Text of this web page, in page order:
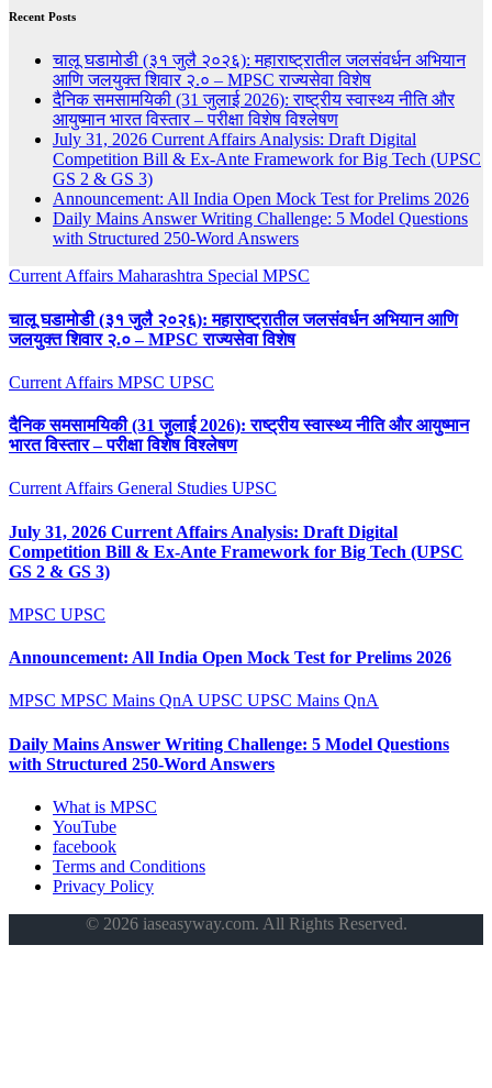
Recent Posts
चालू घडामोडी (३१ जुलै २०२६): महाराष्ट्रातील जलसंवर्धन अभियान
आणि जलयुक्त शिवार २.० – MPSC राज्यसेवा विशेष
दैनिक समसामयिकी (31 जुलाई 2026): राष्ट्रीय स्वास्थ्य नीति और
आयुष्मान भारत विस्तार – परीक्षा विशेष विश्लेषण
July 31, 2026 Current Affairs Analysis: Draft Digital
Competition Bill & Ex-Ante Framework for Big Tech (UPSC
GS 2 & GS 3)
Announcement: All India Open Mock Test for Prelims 2026
Daily Mains Answer Writing Challenge: 5 Model Questions
with Structured 250-Word Answers
Current Affairs Maharashtra Special MPSC
चालू घडामोडी (३१ जुलै २०२६): महाराष्ट्रातील जलसंवर्धन अभियान आणि
जलयुक्त शिवार २.० – MPSC राज्यसेवा विशेष
Current Affairs MPSC UPSC
दैनिक समसामयिकी (31 जुलाई 2026): राष्ट्रीय स्वास्थ्य नीति और आयुष्मान
भारत विस्तार – परीक्षा विशेष विश्लेषण
Current Affairs General Studies UPSC
July 31, 2026 Current Affairs Analysis: Draft Digital
Competition Bill & Ex-Ante Framework for Big Tech (UPSC
GS 2 & GS 3)
MPSC UPSC
Announcement: All India Open Mock Test for Prelims 2026
MPSC MPSC Mains QnA UPSC UPSC Mains QnA
Daily Mains Answer Writing Challenge: 5 Model Questions
with Structured 250-Word Answers
What is MPSC
YouTube
facebook
Terms and Conditions
Privacy Policy
© 2026 iaseasyway.com. All Rights Reserved.